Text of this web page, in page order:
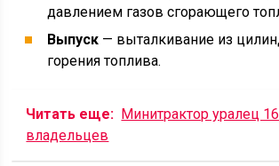
давлением газов сгорающего
Выпуск — выталкивание из
горения топлива.
Читать еще: Минитрактор уралец
владельцев